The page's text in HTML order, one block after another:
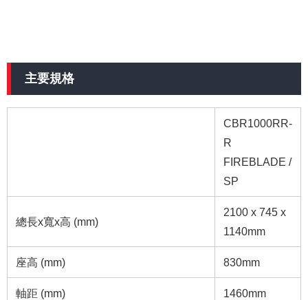
主要規格
CBR1000RR-
R
FIREBLADE /
SP
總長x寬x高 (mm)
2100 x 745 x
1140mm
座高 (mm) 830mm
軸距 (mm) 1460mm